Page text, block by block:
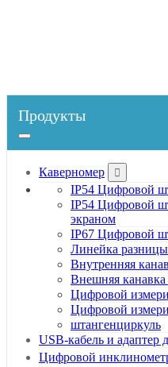
Продукты
Каверномер
IP54 Цифровой
IP54 Цифровой
экраном
IP67 Цифровой
Линейка
Внутренняя
Внешняя
Цифровой
Цифровой
штангенциркуль
USB-кабель и адаптер
Цифровой